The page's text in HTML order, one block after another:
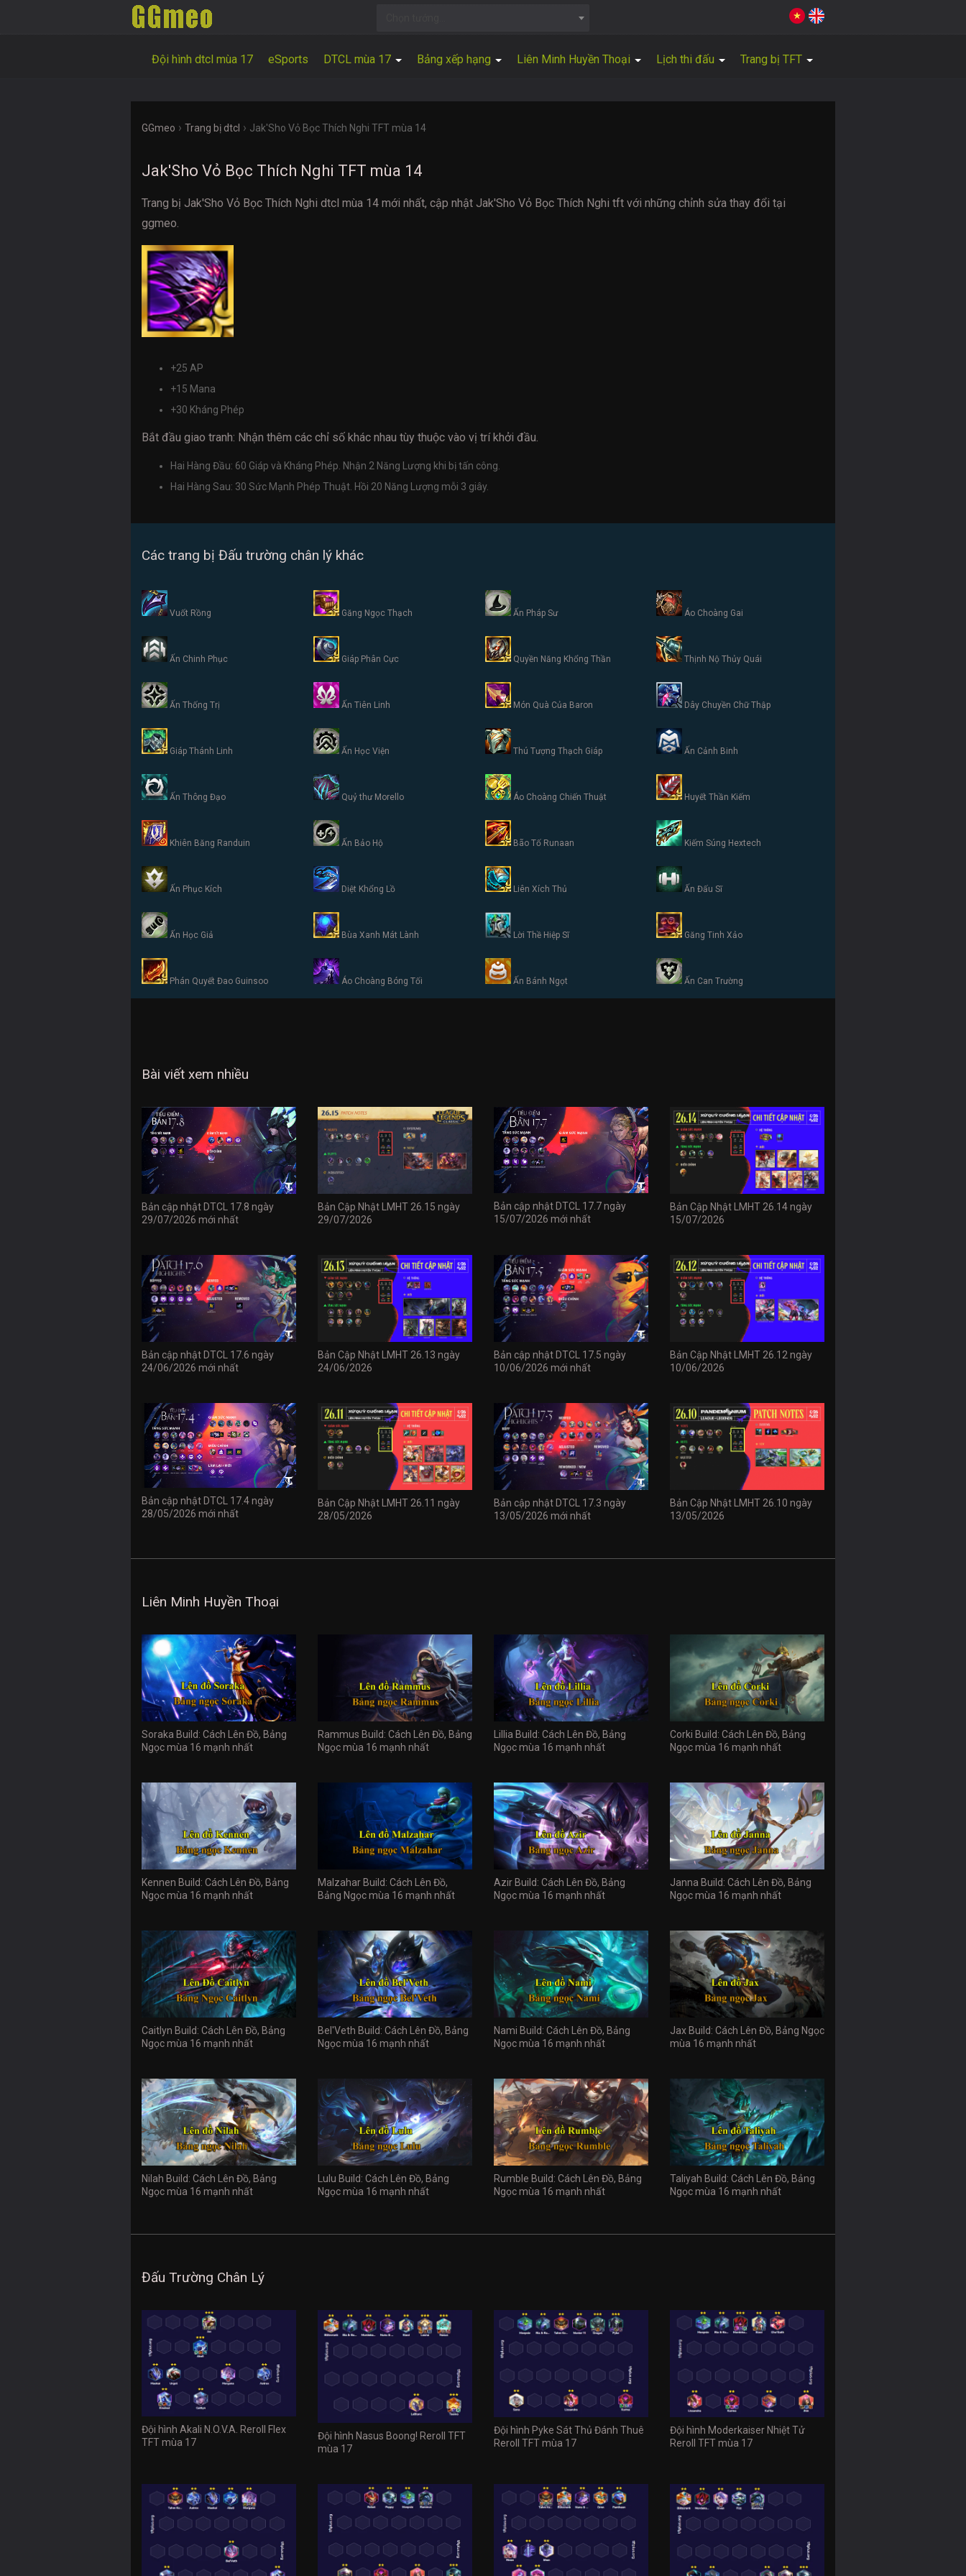
Đội hình dtcl mùa 17 eSports DTCL mùa 17 Bảng xếp hạng Liên Minh Huyền Thoại Lịch thi đấu Trang bị TFT
GGmeo › Trang bị dtcl › Jak'Sho Vỏ Bọc Thích Nghi TFT mùa 14
Jak'Sho Vỏ Bọc Thích Nghi TFT mùa 14
Trang bị Jak'Sho Vỏ Bọc Thích Nghi dtcl mùa 14 mới nhất, cập nhật Jak'Sho Vỏ Bọc Thích Nghi tft với những chỉnh sửa thay đổi tại
ggmeo.
+25 AP
+15 Mana
+30 Kháng Phép
Bắt đầu giao tranh: Nhận thêm các chỉ số khác nhau tùy thuộc vào vị trí khởi đầu.
Hai Hàng Đầu: 60 Giáp và Kháng Phép. Nhận 2 Năng Lượng khi bị tấn công.
Hai Hàng Sau: 30 Sức Mạnh Phép Thuật. Hồi 20 Năng Lượng mỗi 3 giây.
Các trang bị Đấu trường chân lý khác
Vuốt Rồng Găng Ngọc Thạch Ấn Pháp Sư Áo Choàng Gai
Ấn Chinh Phục Giáp Phân Cực Quyền Năng Khổng Thần Thịnh Nộ Thủy Quái
Ấn Thống Trị Ấn Tiên Linh Món Quà Của Baron Dây Chuyền Chữ Thập
Giáp Thánh Linh Ấn Học Viện Thú Tượng Thạch Giáp Ấn Cảnh Binh
Ấn Thông Đạo Quỷ thư Morello Áo Choàng Chiến Thuật Huyết Thần Kiếm
Khiên Băng Randuin Ấn Bảo Hộ Bão Tố Runaan Kiếm Súng Hextech
Ấn Phục Kích Diệt Khổng Lồ Liên Xích Thủ Ấn Đấu Sĩ
Ấn Học Giả Bùa Xanh Mát Lành Lời Thề Hiệp Sĩ Găng Tinh Xảo
Phán Quyết Đao Guinsoo Áo Choàng Bóng Tối Ấn Bánh Ngọt Ấn Can Trường
Bài viết xem nhiều
Bản cập nhật DTCL 17.8 ngày
29/07/2026 mới nhất
Bản Cập Nhật LMHT 26.15 ngày
29/07/2026
Bản cập nhật DTCL 17.7 ngày
15/07/2026 mới nhất
Bản Cập Nhật LMHT 26.14 ngày
15/07/2026
Bản cập nhật DTCL 17.6 ngày
24/06/2026 mới nhất
Bản Cập Nhật LMHT 26.13 ngày
24/06/2026
Bản cập nhật DTCL 17.5 ngày
10/06/2026 mới nhất
Bản Cập Nhật LMHT 26.12 ngày
10/06/2026
Bản cập nhật DTCL 17.4 ngày
28/05/2026 mới nhất
Bản Cập Nhật LMHT 26.11 ngày
28/05/2026
Bản cập nhật DTCL 17.3 ngày
13/05/2026 mới nhất
Bản Cập Nhật LMHT 26.10 ngày
13/05/2026
Liên Minh Huyền Thoại
Soraka Build: Cách Lên Đồ, Bảng
Ngọc mùa 16 mạnh nhất
Rammus Build: Cách Lên Đồ, Bảng
Ngọc mùa 16 mạnh nhất
Lillia Build: Cách Lên Đồ, Bảng
Ngọc mùa 16 mạnh nhất
Corki Build: Cách Lên Đồ, Bảng
Ngọc mùa 16 mạnh nhất
Kennen Build: Cách Lên Đồ, Bảng
Ngọc mùa 16 mạnh nhất
Malzahar Build: Cách Lên Đồ,
Bảng Ngọc mùa 16 mạnh nhất
Azir Build: Cách Lên Đồ, Bảng
Ngọc mùa 16 mạnh nhất
Janna Build: Cách Lên Đồ, Bảng
Ngọc mùa 16 mạnh nhất
Caitlyn Build: Cách Lên Đồ, Bảng
Ngọc mùa 16 mạnh nhất
Bel'Veth Build: Cách Lên Đồ, Bảng
Ngọc mùa 16 mạnh nhất
Nami Build: Cách Lên Đồ, Bảng
Ngọc mùa 16 mạnh nhất
Jax Build: Cách Lên Đồ, Bảng Ngọc
mùa 16 mạnh nhất
Nilah Build: Cách Lên Đồ, Bảng
Ngọc mùa 16 mạnh nhất
Lulu Build: Cách Lên Đồ, Bảng
Ngọc mùa 16 mạnh nhất
Rumble Build: Cách Lên Đồ, Bảng
Ngọc mùa 16 mạnh nhất
Taliyah Build: Cách Lên Đồ, Bảng
Ngọc mùa 16 mạnh nhất
Đấu Trường Chân Lý
Đội hình Akali N.O.V.A. Reroll Flex
TFT mùa 17
Đội hình Nasus Boong! Reroll TFT
mùa 17
Đội hình Pyke Sát Thủ Đánh Thuê
Reroll TFT mùa 17
Đội hình Moderkaiser Nhiệt Tử
Reroll TFT mùa 17